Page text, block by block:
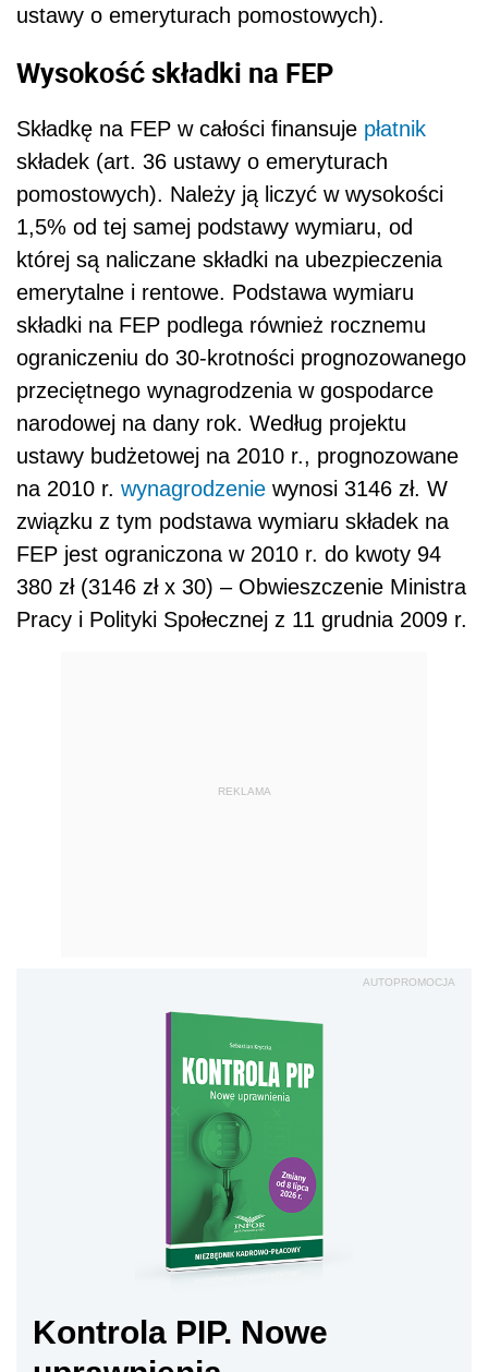
ustawy o emeryturach pomostowych).
Wysokość składki na FEP
Składkę na FEP w całości finansuje płatnik
składek (art. 36 ustawy o emeryturach
pomostowych). Należy ją liczyć w wysokości
1,5% od tej samej podstawy wymiaru, od
której są naliczane składki na ubezpieczenia
emerytalne i rentowe. Podstawa wymiaru
składki na FEP podlega również rocznemu
ograniczeniu do 30-krotności prognozowanego
przeciętnego wynagrodzenia w gospodarce
narodowej na dany rok. Według projektu
ustawy budżetowej na 2010 r., prognozowane
na 2010 r. wynagrodzenie wynosi 3146 zł. W
związku z tym podstawa wymiaru składek na
FEP jest ograniczona w 2010 r. do kwoty 94
380 zł (3146 zł x 30) – Obwieszczenie Ministra
Pracy i Polityki Społecznej z 11 grudnia 2009 r.
REKLAMA
AUTOPROMOCJA
Kontrola PIP. Nowe